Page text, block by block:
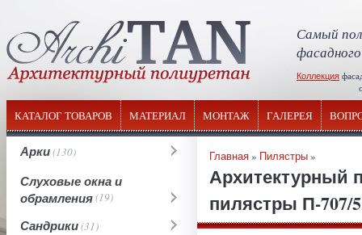
Самый
Коллекция
КАТАЛОГ ТОВАРОВ МАТЕРИАЛ МОНТАЖ ГАЛЕРЕЯ
Арки(130)
Слуховые окна и
обрамления(19)
Сандрики(31)
Главная» Пилястры»
Архитектурный
пилястры П-707/